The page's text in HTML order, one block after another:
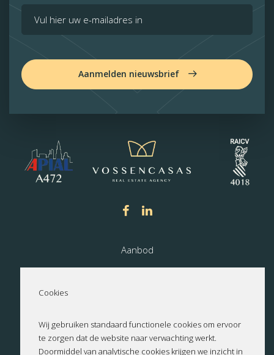
Aanmelden nieuwsbrief
Aanbod
Contact
Cookies
Wij gebruiken standaard functionele cookies om ervoor
te zorgen dat de website naar verwachting werkt.
Doormiddel van analytische cookies krijgen we inzicht in